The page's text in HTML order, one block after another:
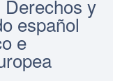
y
español
e